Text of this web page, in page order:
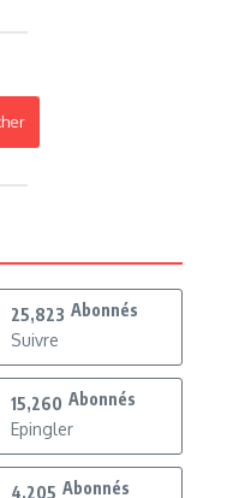
25,823 Abonnés
Suivre
15,260 Abonnés
Epingler
4,205 Abonnés